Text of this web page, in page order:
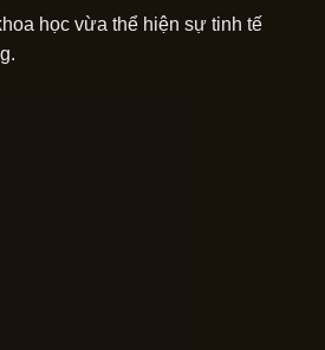
học vừa thể hiện sự tinh tế